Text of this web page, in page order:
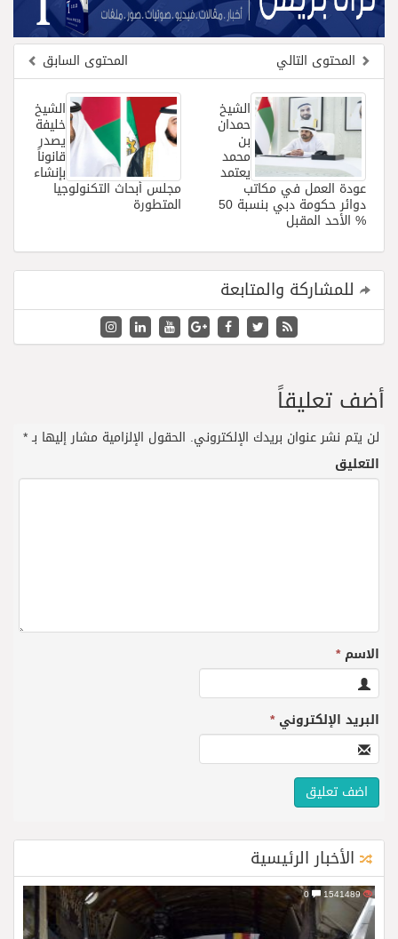
المحتوى السابق
المحتوى التالي
الشيخ
خليفة
يصدر
قانوناً
بإنشاء
مجلس أبحاث التكنولوجيا
المتطورة
الشيخ
حمدان
بن
محمد
يعتمد
عودة العمل في مكاتب
دوائر حكومة دبي بنسبة 50
% الأحد المقبل
للمشاركة والمتابعة
أضف تعليقاً
لن يتم نشر عنوان بريدك الإلكتروني. الحقول الإلزامية مشار إليها بـ*
التعليق
الاسم*
البريد الإلكتروني*
الأخبار الرئيسية
1541489